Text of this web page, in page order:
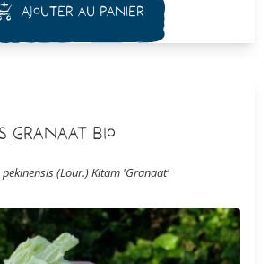
Ajouter au panier
Granaat Bio
(Lour.) Kitam 'Granaat'